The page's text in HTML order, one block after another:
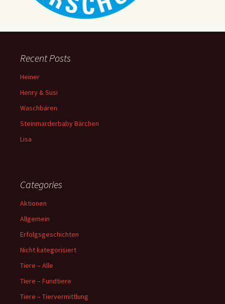
Recent Posts
Heiner
Henry & Susi
Waschbären
Steinmarderbaby Bärchen
Lisa
Categories
Aktionen
Allgemein
Erfolgsgeschichten
Nicht kategorisiert
Tiere – Alle
Tiere – Fundtiere
Tiere – Tiervermittlung